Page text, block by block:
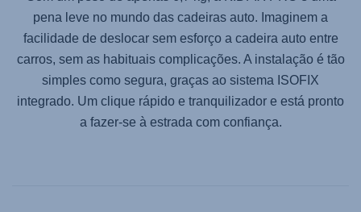
pena leve no mundo das cadeiras auto. Imaginem a
facilidade de deslocar sem esforço a cadeira auto entre
carros, sem as habituais complicações. A instalação é tão
simples como segura, graças ao sistema ISOFIX
integrado. Um clique rápido e tranquilizador e está pronto
a fazer-se à estrada com confiança.